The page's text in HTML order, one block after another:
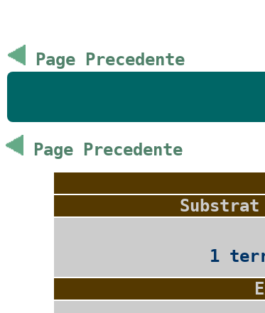
Page Precedente
Page Precedente
1